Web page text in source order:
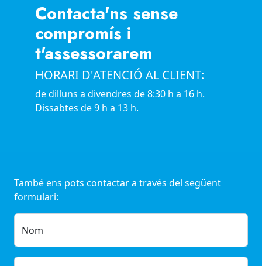
Contacta'ns sense
compromís i
t'assessorarem
HORARI D'ATENCIÓ AL CLIENT:
de dilluns a divendres de 8:30 h a 16 h.
Dissabtes de 9 h a 13 h.
També ens pots contactar a través del següent
formulari:
Nom